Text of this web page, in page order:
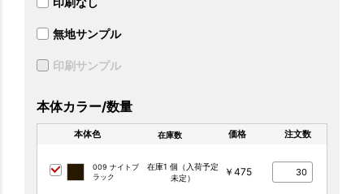
無地サンプル
印刷サンプル
本体カラー/数量
本体色 在庫数 価格 注文数
009 ナイトブ
ラック
在庫1 個（入荷予定
未定）
￥475